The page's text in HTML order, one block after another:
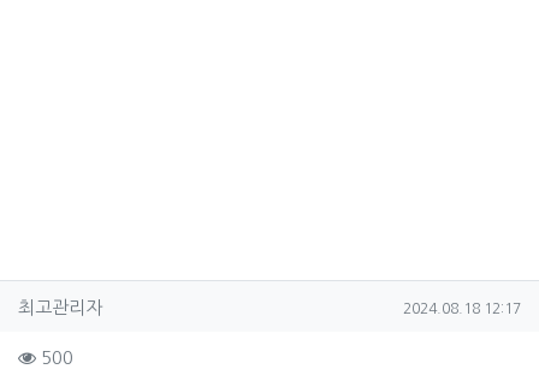
작성자 정보
최고관리자작성 작성일
2024.08.18 12:17
컨텐츠 정보
500